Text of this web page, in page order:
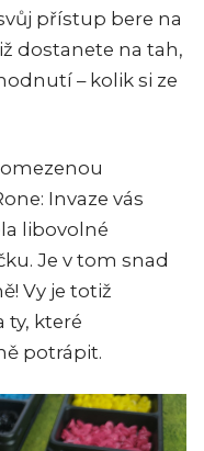
přístup bere na
dostanete na tah,
– kolik si ze
Invaze vás
libovolné
Je v tom snad
Vy je totiž
ty, které
potrápit.